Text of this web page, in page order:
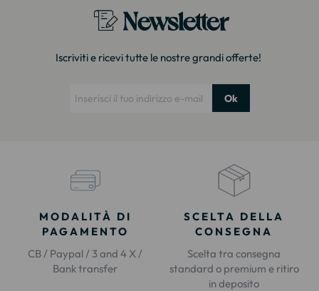
Newsletter
Iscriviti e ricevi tutte le nostre grandi offerte!
Ok
MODALITÀ DI
PAGAMENTO
CB / Paypal / 3 and 4 X /
Bank transfer
SCELTA DELLA
CONSEGNA
Scelta tra consegna
standard o premium e ritiro
in deposito